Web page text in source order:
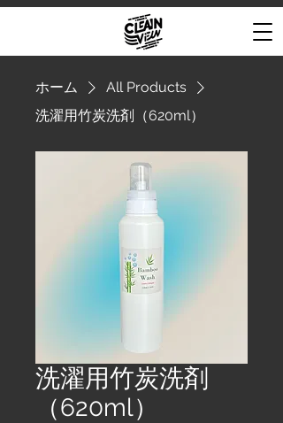
ホーム
All Products
洗濯用竹炭洗剤（620ml）
洗濯用竹炭洗剤
（620ml）